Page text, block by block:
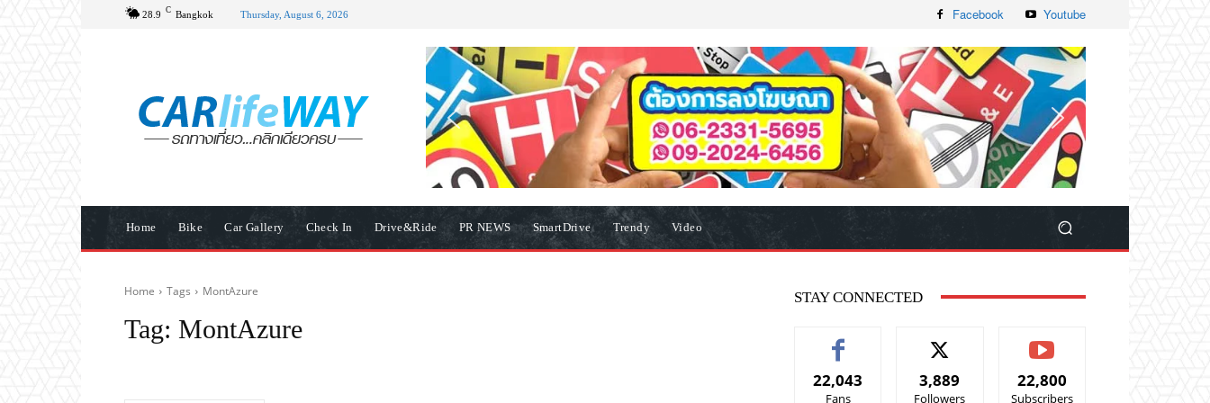
28.9 C Bangkok Thursday, August 6, 2026 Facebook Youtube
Home Bike Car Gallery Check In Drive&Ride PR NEWS SmartDrive Trendy Video
Home Tags MontAzure
Tag: MontAzure
STAY CONNECTED
22,043
Fans
3,889
Followers
22,800
Subscribers